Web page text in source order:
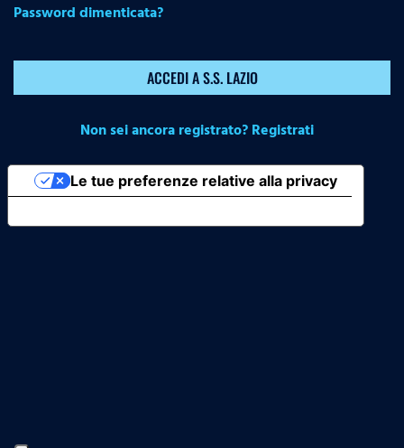
Password dimenticata?
ACCEDI A S.S. LAZIO
Non sei ancora registrato? Registrati
Le tue preferenze relative alla privacy